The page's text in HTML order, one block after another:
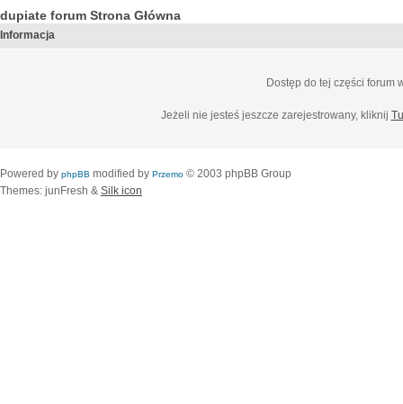
dupiate forum Strona Główna
Informacja
Dostęp do tej części forum
Jeżeli nie jesteś jeszcze zarejestrowany, kliknij
Powered by phpBB modified by Przemo © 2003 phpBB Group
Themes: junFresh & Silk icon